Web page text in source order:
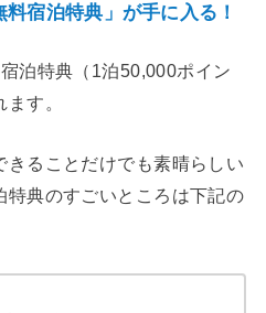
宿泊特典」が手に入る！
泊特典（1泊50,000ポイン
す。
ることだけでも素晴らしい
特典のすごいところは下記の